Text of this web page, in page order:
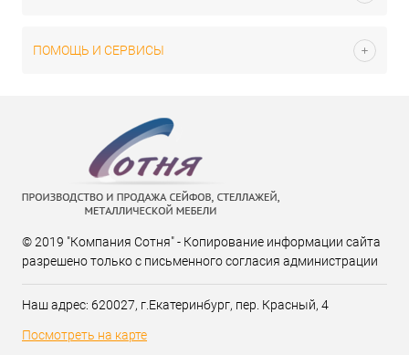
ПОМОЩЬ И СЕРВИСЫ
© 2019 "Компания Сотня" - Копирование информации сайта
разрешено только с письменного согласия администрации
Наш адрес: 620027, г.Екатеринбург, пер. Красный, 4
Посмотреть на карте